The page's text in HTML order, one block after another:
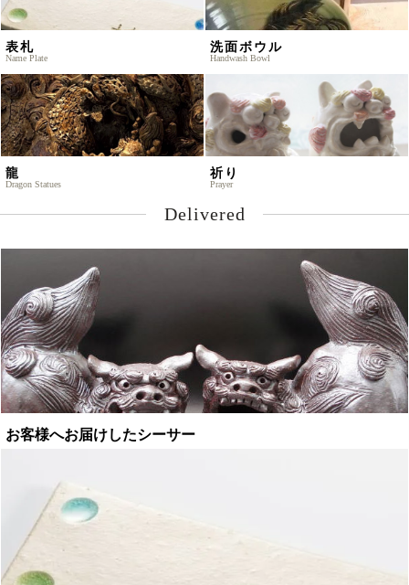
表札
Name Plate
洗面ボウル
Handwash Bowl
龍
Dragon Statues
祈り
Prayer
Delivered
お客様へお届けしたシーサー